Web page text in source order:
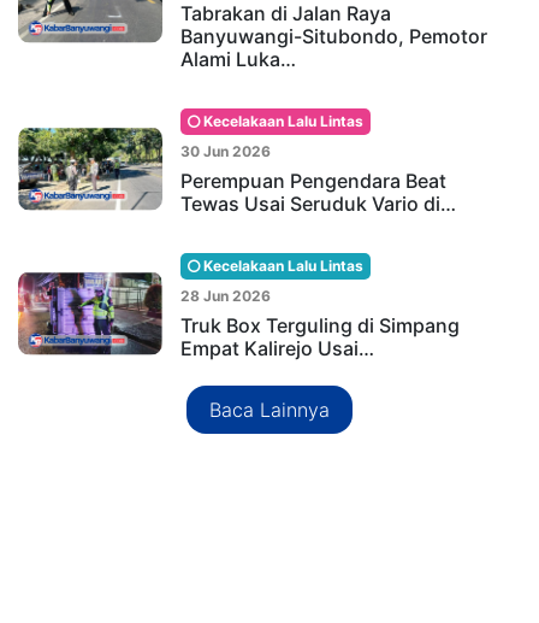
Tabrakan di Jalan Raya
Banyuwangi-Situbondo, Pemotor
Alami Luka…
Kecelakaan Lalu Lintas
30 Jun 2026
Perempuan Pengendara Beat
Tewas Usai Seruduk Vario di…
Kecelakaan Lalu Lintas
28 Jun 2026
Truk Box Terguling di Simpang
Empat Kalirejo Usai…
Baca Lainnya